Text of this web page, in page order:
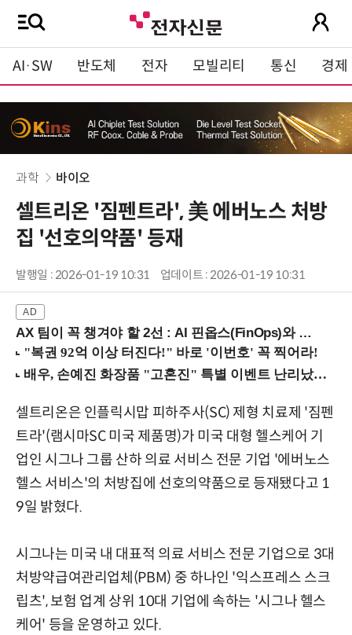
AI·SW 반도체 전자 모빌리티 통신 경제
과학 바이오
셀트리온 '짐펜트라', 美 에버노스 처방
집 '선호의약품' 등재
발행일 : 2026-01-19 10:31 업데이트 : 2026-01-19 10:31
AX 팀이 꼭 챙겨야 할 2선 : AI 핀옵스(FinOps)와 토큰 거버넌스 (8/21 잠실역)
셀트리온은 인플릭시맙 피하주사(SC) 제형 치료제 '짐펜
트라'(램시마SC 미국 제품명)가 미국 대형 헬스케어 기
업인 시그나 그룹 산하 의료 서비스 전문 기업 '에버노스
헬스 서비스'의 처방집에 선호의약품으로 등재됐다고 1
9일 밝혔다.
시그나는 미국 내 대표적 의료 서비스 전문 기업으로 3대
처방약급여관리업체(PBM) 중 하나인 '익스프레스 스크
립츠', 보험 업계 상위 10대 기업에 속하는 '시그나 헬스
케어' 등을 운영하고 있다.